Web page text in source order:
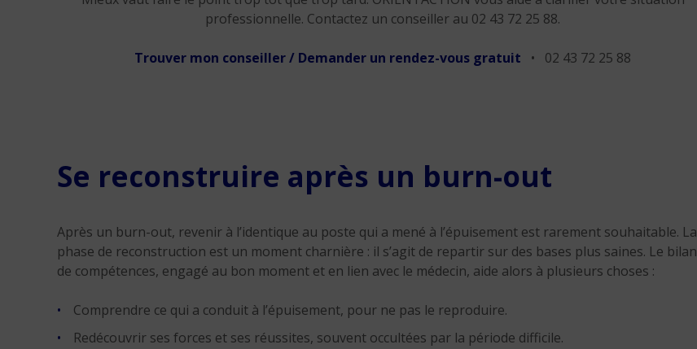
professionnelle. Contactez un conseiller au 02 43 72 25 88.
Trouver mon conseiller / Demander un rendez-vous gratuit • 02 43 72 25 88
Se reconstruire après un burn-out
Après un burn-out, revenir à l’identique au poste qui a mené à l’épuisement est rarement souhaitable. La
phase de reconstruction est un moment charnière : il s’agit de repartir sur des bases plus saines. Le bilan
de compétences, engagé au bon moment et en lien avec le médecin, aide alors à plusieurs choses :
Comprendre ce qui a conduit à l’épuisement, pour ne pas le reproduire.
Redécouvrir ses forces et ses réussites, souvent occultées par la période difficile.